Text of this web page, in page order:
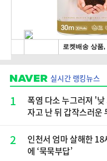
실시간 랭킹뉴스
1
폭염 다소 누그러져 '
자고 난 뒤 갑작스러운
2
인천서 엄마 살해한
에 ‘묵묵부답’